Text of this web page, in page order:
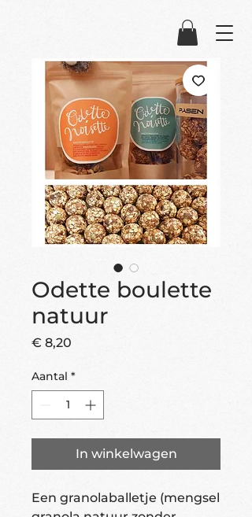
Odette boulette
natuur
€ 8,20
Aantal *
In winkelwagen
Een granolaballetje (mengsel